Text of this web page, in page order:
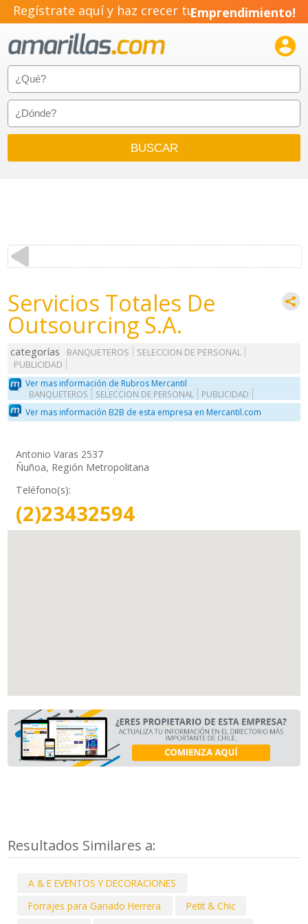
Regístrate aquí y haz crecer tuEmprendimiento!

Servicios Totales De
Outsourcing S.A.
categorías BANQUETEROS
SELECCION DE PERSONAL
PUBLICIDAD
Ver mas información de Rubros Mercantil
BANQUETEROS SELECCION DE PERSONAL PUBLICIDAD
Ver mas información B2B de esta empresa en Mercantil.com
Antonio Varas 2537
Ñuñoa, Región Metropolitana
Teléfono(s):
(2)23432594
Resultados Similares a:
A & E EVENTOS Y DECORACIONES
Forrajes para Ganado Herrera
Petit & Chic